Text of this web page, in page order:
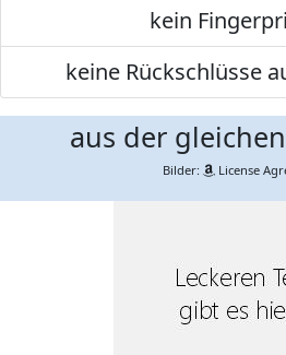
kein
keine Rückschlüsse
aus der
Bilder: License